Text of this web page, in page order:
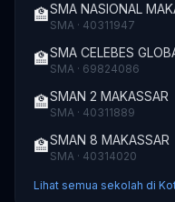
🏫SMA NASIONAL
SMA · 40311947
🏫SMA CELEBES
SMA · 69824086
🏫SMAN 2 MAKASSAR
SMA · 40311889
🏫SMAN 8 MAKASSAR
SMA · 40314020
Lihat semua sekolah di